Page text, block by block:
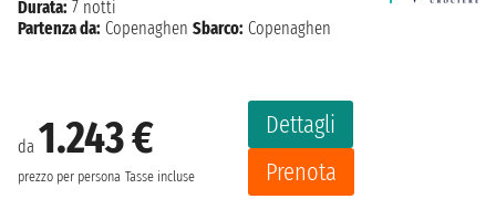
da 1.243 €
prezzo per persona Tasse incluse
Dettagli
Prenota
Durata: 7 notti
Partenza da: Copenaghen Sbarco: Copenaghen